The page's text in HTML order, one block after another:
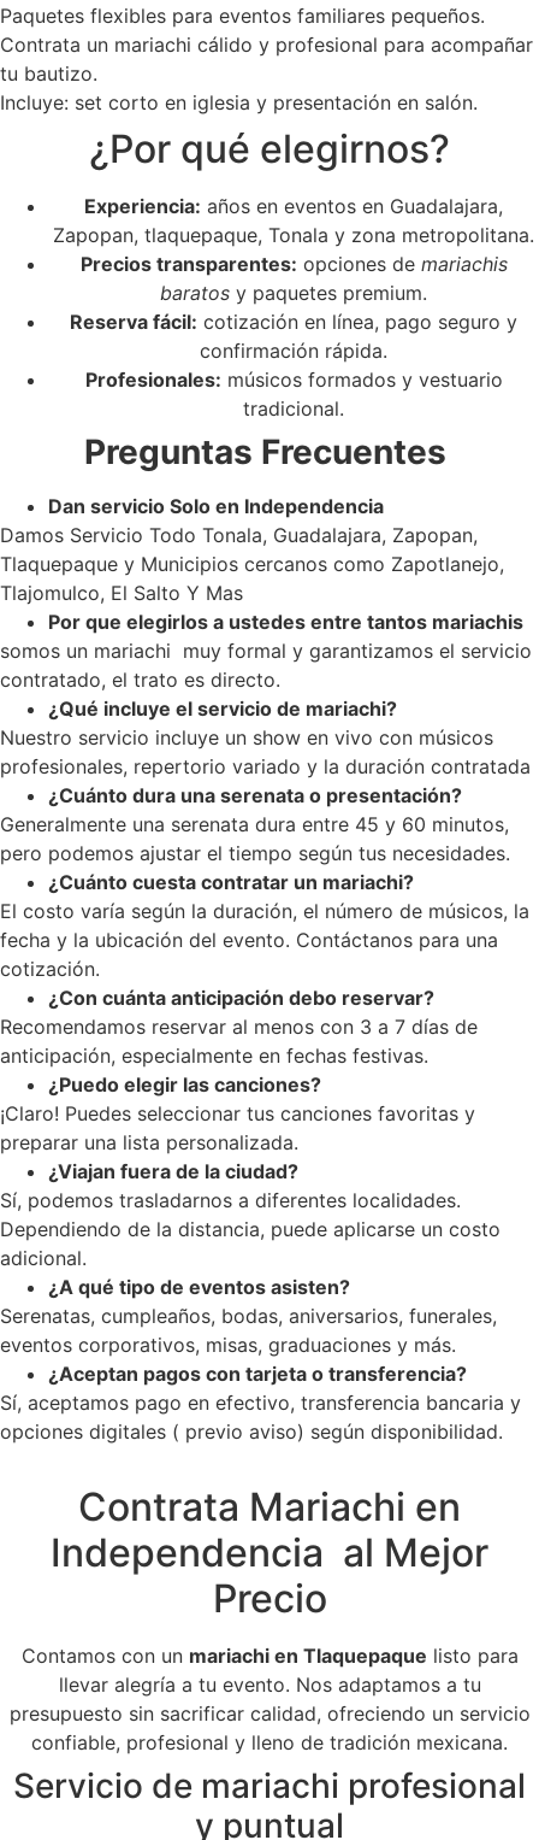
Paquetes flexibles para eventos familiares pequeños.
Contrata un mariachi cálido y profesional para acompañar
tu bautizo.
Incluye: set corto en iglesia y presentación en salón.
¿Por qué elegirnos?
Experiencia: años en eventos en Guadalajara,
Zapopan, tlaquepaque, Tonala y zona metropolitana.
Precios transparentes: opciones de mariachis
baratos y paquetes premium.
Reserva fácil: cotización en línea, pago seguro y
confirmación rápida.
Profesionales: músicos formados y vestuario
tradicional.
Preguntas Frecuentes
Dan servicio Solo en Independencia
Damos Servicio Todo Tonala, Guadalajara, Zapopan,
Tlaquepaque y Municipios cercanos como Zapotlanejo,
Tlajomulco, El Salto Y Mas
Por que elegirlos a ustedes entre tantos mariachis
somos un mariachi muy formal y garantizamos el servicio
contratado, el trato es directo.
¿Qué incluye el servicio de mariachi?
Nuestro servicio incluye un show en vivo con músicos
profesionales, repertorio variado y la duración contratada
¿Cuánto dura una serenata o presentación?
Generalmente una serenata dura entre 45 y 60 minutos,
pero podemos ajustar el tiempo según tus necesidades.
¿Cuánto cuesta contratar un mariachi?
El costo varía según la duración, el número de músicos, la
fecha y la ubicación del evento. Contáctanos para una
cotización.
¿Con cuánta anticipación debo reservar?
Recomendamos reservar al menos con 3 a 7 días de
anticipación, especialmente en fechas festivas.
¿Puedo elegir las canciones?
¡Claro! Puedes seleccionar tus canciones favoritas y
preparar una lista personalizada.
¿Viajan fuera de la ciudad?
Sí, podemos trasladarnos a diferentes localidades.
Dependiendo de la distancia, puede aplicarse un costo
adicional.
¿A qué tipo de eventos asisten?
Serenatas, cumpleaños, bodas, aniversarios, funerales,
eventos corporativos, misas, graduaciones y más.
¿Aceptan pagos con tarjeta o transferencia?
Sí, aceptamos pago en efectivo, transferencia bancaria y
opciones digitales ( previo aviso) según disponibilidad.
Contrata Mariachi en
Independencia al Mejor
Precio
Contamos con un mariachi en Tlaquepaque listo para
llevar alegría a tu evento. Nos adaptamos a tu
presupuesto sin sacrificar calidad, ofreciendo un servicio
confiable, profesional y lleno de tradición mexicana.
Servicio de mariachi profesional
y puntual